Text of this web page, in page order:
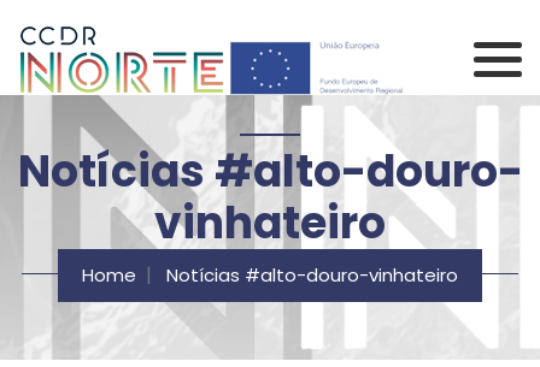
Comissão de
Notícias #alto-douro-
vinhateiro
Home Notícias #alto-douro-vinhateiro